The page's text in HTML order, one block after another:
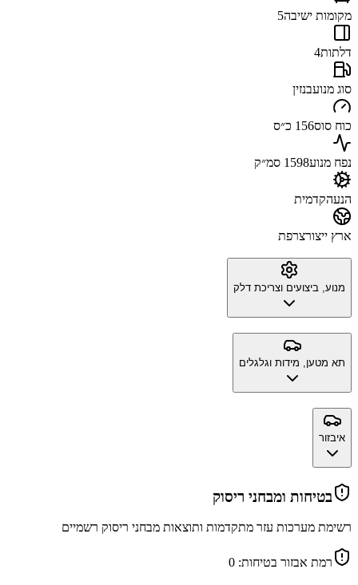
מקומות ישיבה5
דלתות4
סוג מנועבנזין
כוח סוס156 כ״ס
נפח מנוע1598 סמ״ק
הנעהקדמית
ארץ ייצורצרפת
מנוע, ביצועים וצריכת דלק
תא מטען, מידות וגלגלים
איבזור
בטיחות ומבחני ריסוק
רשימת מערכות עזר מתקדמות ותוצאות מבחני ריסוק רשמיים
רמת אבזור בטיחות: 0